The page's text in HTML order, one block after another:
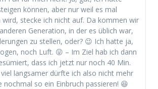
können, aber nur weil es mal
wird, stecke ich nicht auf. Da kommen wir
Generation, in der es üblich war,
zu stellen, oder? 😉 Ich hatte ja,
noch Luft. 😜 – Im Ziel hab ich dann
dass ich jetzt nur noch 40 Min.
langsamer dürfte ich also nicht mehr
nochmal so ein Einbruch passieren! 😆